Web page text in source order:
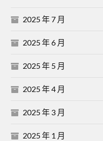
2025 年 7 月
2025 年 6 月
2025 年 5 月
2025 年 4 月
2025 年 3 月
2025 年 1 月